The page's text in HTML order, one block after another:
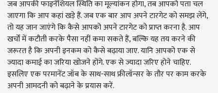
जब आपकी फाइनेंशियल स्थिति का मूल्यांकन होगा, तब आपको पता चल
जाएगा कि आप कहां खड़े हैं. जब एक बार आप अपने टारगेट को समझ लेंगे,
तो यह जान जाएंगे कि कैसे आपको अपने टारगेट को प्राप्त करना है. आप
खर्चों में कटौती करके पैसा नहीं कमा सकते हैं, बल्कि यह तय करने की
जरूरत है कि अपनी इनकम को कैसे बढ़ाया जाए. यानि आपको एक से
ज्यादा कमाई का जरिया खोजने होंगे. एक से ज्यादा जरिए होने चाहिए.
इसलिए एक परमानेंट जॉब के साथ-साथ फ्रीलॉन्सर के तौर पर काम करके
अपनी आमदनी को बढ़ाने के प्रयास करें.